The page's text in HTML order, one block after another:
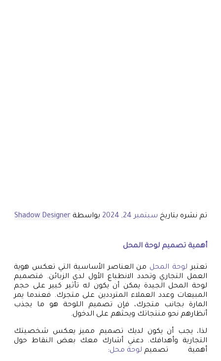
تم نشره بتاريخ سبتمبر 24, 2024 بواسطة Shadow Designer
أهمية تصميم لوحة المحل
تعتبر لوحة المحل من العناصر الأساسية التي تعكس هوية
العمل التجاري وتحدد الانطباع الأول لدى الزبائن. فتصميم
لوحة المحل الجيدة يمكن أن يكون له تأثير كبير على حجم
المبيعات وعدد العملاء المترددين على متجرك. فعندما يمر
المارة بجانب متجرك، فإن تصميم اللوحة هو ما يجذب
أنظارهم نحو منتجاتك ويحثهم على الدخول.
لذا، يجب أن يكون لديك تصميم مميز يعكس شخصيتك
التجارية وأهدافك. دعني أشارك معك بعض النقاط حول
أهمية تصميم لوحة محل: